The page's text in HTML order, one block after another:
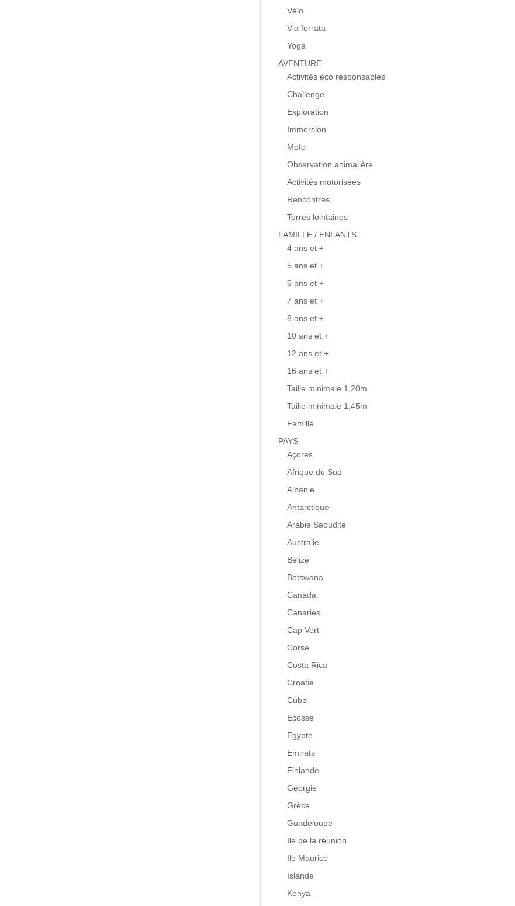
Vélo
Via ferrata
Yoga
AVENTURE
Activités éco responsables
Challenge
Exploration
Immersion
Moto
Observation animalière
Activités motorisées
Rencontres
Terres lointaines
FAMILLE / ENFANTS
4 ans et +
5 ans et +
6 ans et +
7 ans et +
8 ans et +
10 ans et +
12 ans et +
16 ans et +
Taille minimale 1,20m
Taille minimale 1,45m
Famille
PAYS
Açores
Afrique du Sud
Albanie
Antarctique
Arabie Saoudite
Australie
Bélize
Botswana
Canada
Canaries
Cap Vert
Corse
Costa Rica
Croatie
Cuba
Ecosse
Egypte
Emirats
Finlande
Géorgie
Grèce
Guadeloupe
Ile de la réunion
Ile Maurice
Islande
Kenya